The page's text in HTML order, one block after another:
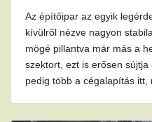
Az építőipar az egyik
kívülről nézve nagyon
mögé pillantva már más a
szektort, ezt is erősen
pedig több a cégalapítás itt,